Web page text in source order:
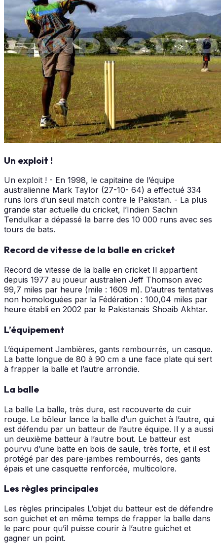
Un exploit !
Un exploit ! - En 1998, le capitaine de l’équipe
australienne Mark Taylor (27-10- 64) a effectué 334
runs lors d’un seul match contre le Pakistan. - La plus
grande star actuelle du cricket, l’Indien Sachin
Tendulkar a dépassé la barre des 10 000 runs avec ses
tours de bats.
Record de vitesse de la balle en cricket
Record de vitesse de la balle en cricket Il appartient
depuis 1977 au joueur australien Jeff Thomson avec
99,7 miles par heure (mile : 1609 m). D’autres tentatives
non homologuées par la Fédération : 100,04 miles par
heure établi en 2002 par le Pakistanais Shoaib Akhtar.
L’équipement
L’équipement Jambières, gants rembourrés, un casque.
La batte longue de 80 à 90 cm a une face plate qui sert
à frapper la balle et l’autre arrondie.
La balle
La balle La balle, très dure, est recouverte de cuir
rouge. Le bôleur lance la balle d’un guichet à l’autre, qui
est défendu par un batteur de l’autre équipe. Il y a aussi
un deuxième batteur à l’autre bout. Le batteur est
pourvu d’une batte en bois de saule, très forte, et il est
protégé par des pare-jambes rembourrés, des gants
épais et une casquette renforcée, multicolore.
Les règles principales
Les règles principales L’objet du batteur est de défendre
son guichet et en même temps de frapper la balle dans
le parc pour qu’il puisse courir à l’autre guichet et
gagner un point.